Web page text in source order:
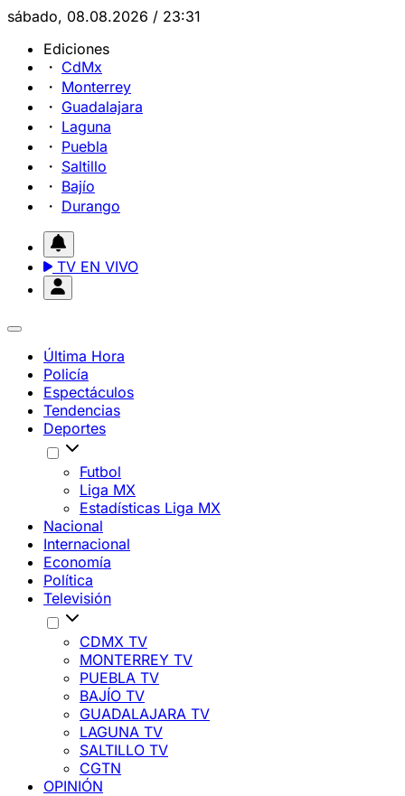
sábado, 08.08.2026 / 23:31
Ediciones
CdMx
Monterrey
Guadalajara
Laguna
Puebla
Saltillo
Bajío
Durango
TV EN VIVO
Última Hora
Policía
Espectáculos
Tendencias
Deportes
Futbol
Liga MX
Estadísticas Liga MX
Nacional
Internacional
Economía
Política
Televisión
CDMX TV
MONTERREY TV
PUEBLA TV
BAJÍO TV
GUADALAJARA TV
LAGUNA TV
SALTILLO TV
CGTN
OPINIÓN